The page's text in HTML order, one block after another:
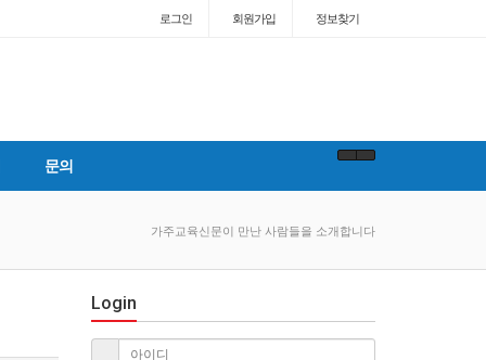
로그인 회원가입 정보찾기
문의
가주교육신문이 만난 사람들을 소개합니다
Login